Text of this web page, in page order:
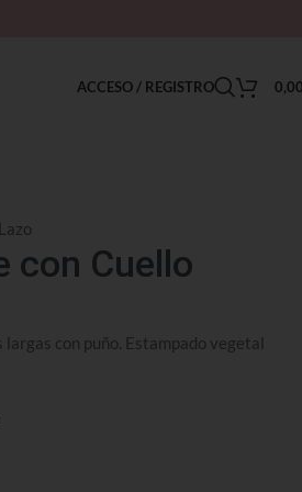
ACCESO / REGISTRO
con Cuello
con puño. Estampado vegetal